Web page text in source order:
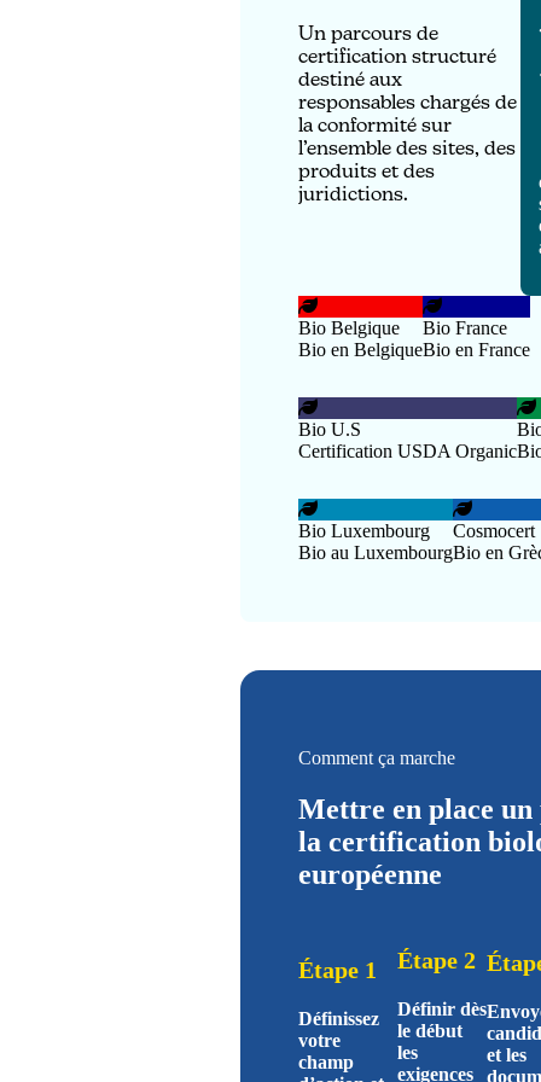
Un parcours de
certification structuré
destiné aux
responsables chargés de
la conformité sur
l’ensemble des sites, des
produits et des
juridictions.
Bio Belgique
Bio en Belgique
Bio France
Bio en France
Bio U.S
Certification USDA Organic
Bio Luxembourg
Bio au Luxembourg
Cosmocert
Bio en
Comment ça marche
Mettre en place
la certification
européenne
Étape 1
Définissez
votre
champ
Étape 2
Définir dès
le début
les
exigences
et les